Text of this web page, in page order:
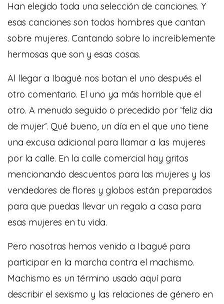
Han elegido toda una selección de canciones. Y
esas canciones son todos hombres que cantan
sobre mujeres. Cantando sobre lo increíblemente
hermosas que son y esas cosas.
Al llegar a Ibagué nos botan el uno después el
otro comentario. El uno ya más horrible que el
otro. A menudo seguido o precedido por ‘feliz dia
de mujer’. Qué bueno, un día en el que uno tiene
una excusa adicional para llamar a las mujeres
por la calle. En la calle comercial hay gritos
mencionando descuentos para las mujeres y los
vendedores de flores y globos están preparados
para que puedas llevar un regalo a casa para
esas mujeres en tu vida.
Pero nosotras hemos venido a Ibagué para
participar en la marcha contra el machismo.
Machismo es un término usado aquí para
describir el sexismo y las relaciones de género en